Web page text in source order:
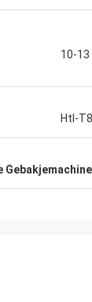
éénjarige
10-
Htl-
Gebakjemachine